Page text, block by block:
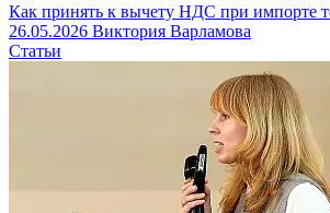
Как принять к вычету НДС при импорте
26.05.2026 Виктория Варламова
Статьи